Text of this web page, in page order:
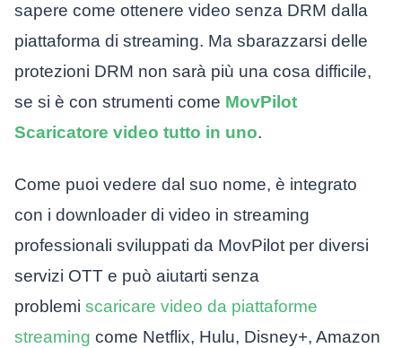
sapere come ottenere video senza DRM dalla
piattaforma di streaming. Ma sbarazzarsi delle
protezioni DRM non sarà più una cosa difficile,
se si è con strumenti come MovPilot
Scaricatore video tutto in uno.
Come puoi vedere dal suo nome, è integrato
con i downloader di video in streaming
professionali sviluppati da MovPilot per diversi
servizi OTT e può aiutarti senza
problemi scaricare video da piattaforme
streaming come Netflix, Hulu, Disney+, Amazon